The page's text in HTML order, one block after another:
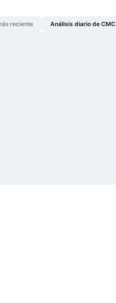
reciente Análisis diario de CMC